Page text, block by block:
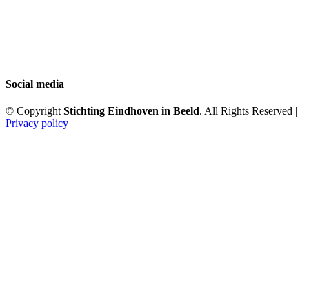
Social media
© Copyright Stichting Eindhoven in Beeld. All Rights Reserved |
Privacy policy